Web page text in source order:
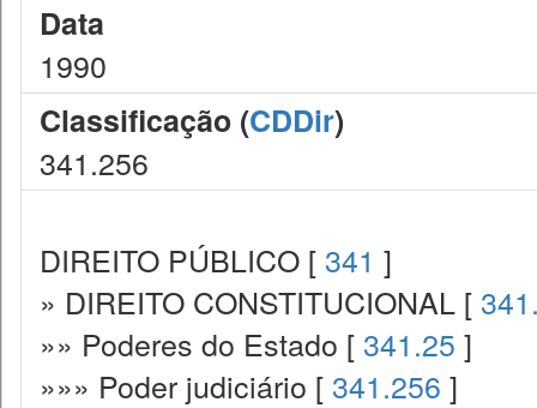
Data
1990
Classificação (CDDir)
341.256
DIREITO PÚBLICO [ 341 ]
» DIREITO CONSTITUCIONAL [
»» Poderes do Estado [ 341.25 ]
»»» Poder judiciário [ 341.256 ]